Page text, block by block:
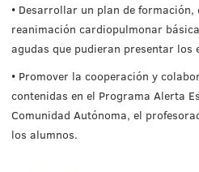
• Desarrollar un plan de
reanimación cardiopulmonar
agudas que pudieran presentar
• Promover la cooperación y
contenidas en el Programa Alerta
Comunidad Autónoma, el
los alumnos.